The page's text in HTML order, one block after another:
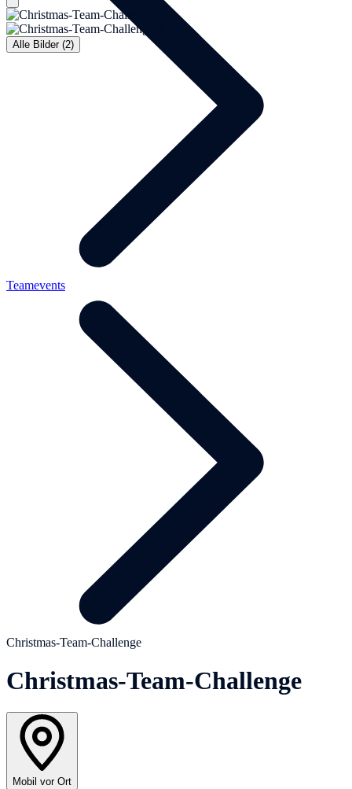
Alle Bilder (2)
Teamevents
Christmas-Team-Challenge
Christmas-Team-Challenge
Mobil vor Ort